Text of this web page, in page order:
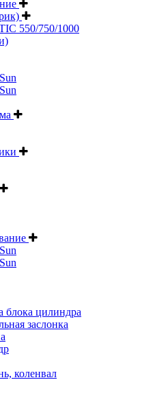
550/750/1000
блока цилиндра
заслонка
коленвал